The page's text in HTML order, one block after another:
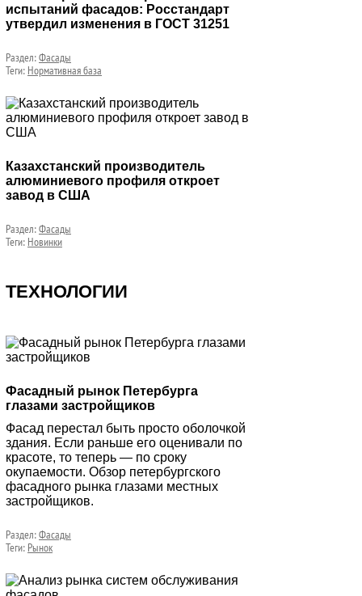
испытаний фасадов: Росстандарт
утвердил изменения в ГОСТ 31251
Раздел:Фасады
Теги: Нормативная база
Казахстанский производитель
алюминиевого профиля откроет
завод в США
Раздел:Фасады
Теги: Новинки
ТЕХНОЛОГИИ
Фасадный рынок Петербурга
глазами застройщиков
Фасад перестал быть просто оболочкой
здания. Если раньше его оценивали по
красоте, то теперь — по сроку
окупаемости. Обзор петербургского
фасадного рынка глазами местных
застройщиков.
Раздел:Фасады
Теги: Рынок